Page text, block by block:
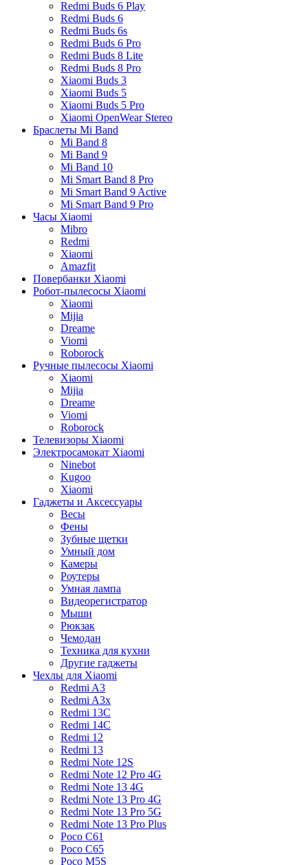
Redmi Buds 6 Play
Redmi Buds 6
Redmi Buds 6s
Redmi Buds 6 Pro
Redmi Buds 8 Lite
Redmi Buds 8 Pro
Xiaomi Buds 3
Xiaomi Buds 5
Xiaomi Buds 5 Pro
Xiaomi OpenWear Stereo
Браслеты Mi Band
Mi Band 8
Mi Band 9
Mi Band 10
Mi Smart Band 8 Pro
Mi Smart Band 9 Active
Mi Smart Band 9 Pro
Часы Xiaomi
Mibro
Redmi
Xiaomi
Amazfit
Повербанки Xiaomi
Робот-пылесосы Xiaomi
Xiaomi
Mijia
Dreame
Viomi
Roborock
Ручные пылесосы Xiaomi
Xiaomi
Mijia
Dreame
Viomi
Roborock
Телевизоры Xiaomi
Электросамокат Xiaomi
Ninebot
Kugoo
Xiaomi
Гаджеты и Аксессуары
Весы
Фены
Зубные щетки
Умный дом
Камеры
Роутеры
Умная лампа
Видеорегистратор
Мыши
Рюкзак
Чемодан
Техника для кухни
Другие гаджеты
Чехлы для Xiaomi
Redmi A3
Redmi A3x
Redmi 13C
Redmi 14C
Redmi 12
Redmi 13
Redmi Note 12S
Redmi Note 12 Pro 4G
Redmi Note 13 4G
Redmi Note 13 Pro 4G
Redmi Note 13 Pro 5G
Redmi Note 13 Pro Plus
Poco C61
Poco C65
Poco M5S